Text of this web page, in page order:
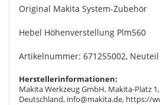
Original Makita System-Zubehör
Hebel Höhenverstellung Plm560
Artikelnummer: 671255002, Neuteil
Herstellerinformationen:
Makita Werkzeug GmbH, Makita-Platz
Deutschland, info@makita.de, https://